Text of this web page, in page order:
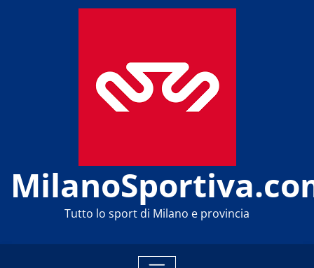
Tutto lo sport di Milano e provincia